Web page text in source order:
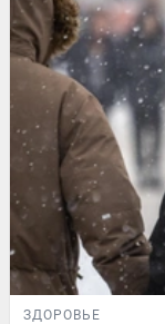
ЗДОРОВЬЕ